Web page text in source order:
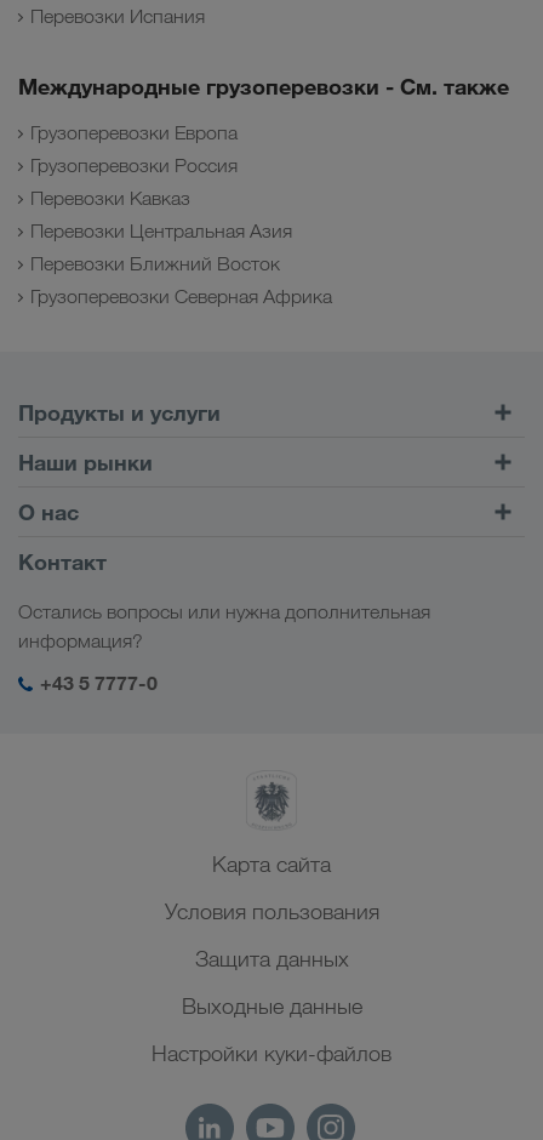
Перевозки Испания
Международные грузоперевозки - См. также
Грузоперевозки Европа
Грузоперевозки Россия
Перевозки Кавказ
Перевозки Центральная Азия
Перевозки Ближний Восток
Грузоперевозки Северная Африка
Продукты и услуги
Автомобильные перевозки
Клиентский портал CONNECT
Цифровые решения
Мой вход в систему LKW WALTER
Наши рынки
Европа
Кавказ
Центральная Азия
Ближний Восток
Северная Африка
О нас
Информация о компании
Социальная ответственность
Контакт
Остались вопросы или нужна дополнительная
информация?
+43 5 7777-0
Карта сайта
Условия пользования
Защита данных
Выходные данные
Настройки куки-файлов